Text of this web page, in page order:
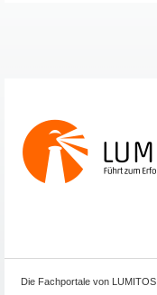
Die Fachportale von LUMITOS